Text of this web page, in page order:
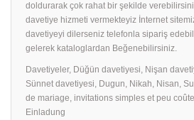
doldurarak çok rahat bir şekilde
davetiye hizmeti vermekteyiz İnternet
davetiyeyi dilerseniz telefonla sipariş
gelerek kataloglardan Beğenebilirsiniz.
Davetiyeler, Düğün davetiyesi, Nişan
Sünnet davetiyesi, Dugun, Nikah, Nisan,
de mariage, invitations simples et peu
Einladung